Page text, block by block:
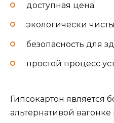
доступная цена;
экологически
безопасность для
простой процесс
Гипсокартон является
альтернативой